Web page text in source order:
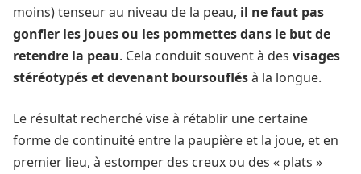
moins) tenseur au niveau de la peau, il ne faut pas
gonfler les joues ou les pommettes dans le but de
retendre la peau. Cela conduit souvent à des visages
stéréotypés et devenant boursouflésà la longue.
Le résultat recherché vise à rétablir une certaine
forme de continuité entre la paupière et la joue, et en
premier lieu, à estomper des creux ou des « plats »